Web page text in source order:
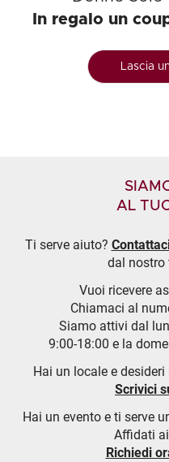
In regalo un
Lascia
AL
Ti serve aiuto?
dal nostro
Vuoi ricevere
Chiamaci al
Siamo attivi dal
9:00-18:00 e la
Hai un locale e
Scrivici
Hai un evento e ti serve
Affidati
Richiedi